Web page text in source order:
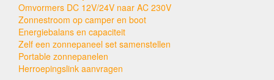
Omvormers DC 12V/24V naar AC 230V
Zonnestroom op camper en boot
Energiebalans en capaciteit
Zelf een zonnepaneel set samenstellen
Portable zonnepanelen
Herroepingslink aanvragen